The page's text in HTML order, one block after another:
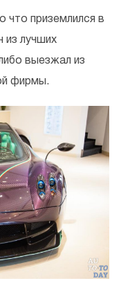
что приземлился в
из лучших
выезжал из
фирмы.